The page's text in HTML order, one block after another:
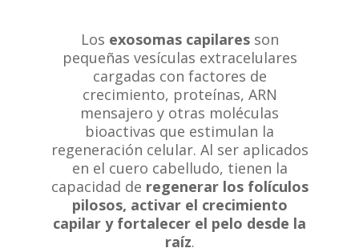
Los exosomas capilaresson
pequeñas vesículas extracelulares
cargadas con factores de
crecimiento, proteínas, ARN
mensajero y otras moléculas
bioactivas que estimulan la
regeneración celular. Al ser aplicados
en el cuero cabelludo, tienen la
capacidad de regenerar los folículos
pilosos, activar el crecimiento
capilar y fortalecer el pelo desde la
raíz.